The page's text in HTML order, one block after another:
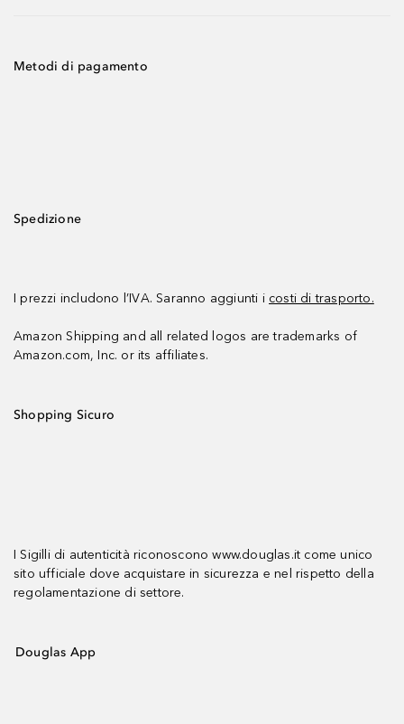
Metodi di pagamento
Spedizione
I prezzi includono l’IVA. Saranno aggiunti i costi di trasporto.
Amazon Shipping and all related logos are trademarks of
Amazon.com, Inc. or its affiliates.
Shopping Sicuro
I Sigilli di autenticità riconoscono www.douglas.it come unico
sito ufficiale dove acquistare in sicurezza e nel rispetto della
regolamentazione di settore.
Douglas App